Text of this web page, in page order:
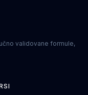
validovane formule,